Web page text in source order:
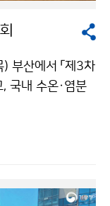
부산에서 「제3차
, 국내 수온·염분